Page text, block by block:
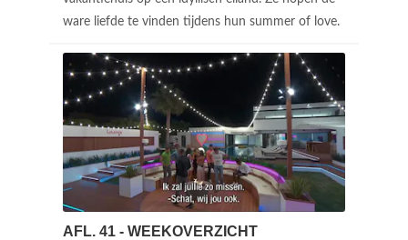
ware liefde te vinden tijdens hun summer of love.
AFL. 41 - WEEKOVERZICHT